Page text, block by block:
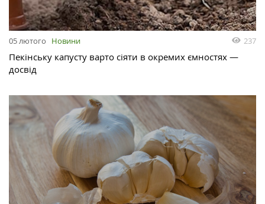
05 лютого Новини 237
Пекінську капусту варто сіяти в окремих ємностях —
досвід